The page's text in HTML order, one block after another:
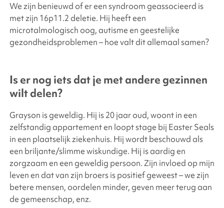
We zijn benieuwd of er een syndroom geassocieerd is
met zijn 16p11.2 deletie. Hij heeft een
microtalmologisch oog, autisme en geestelijke
gezondheidsproblemen – hoe valt dit allemaal samen?
Is er nog iets dat je met andere gezinnen
wilt delen?
Grayson is geweldig. Hij is 20 jaar oud, woont in een
zelfstandig appartement en loopt stage bij Easter Seals
in een plaatselijk ziekenhuis. Hij wordt beschouwd als
een briljante/slimme wiskundige. Hij is aardig en
zorgzaam en een geweldig persoon. Zijn invloed op mijn
leven en dat van zijn broers is positief geweest – we zijn
betere mensen, oordelen minder, geven meer terug aan
de gemeenschap, enz.